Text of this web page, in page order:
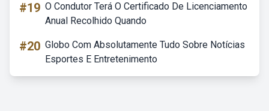
#19 O Condutor Terá O Certificado De Licenciamento
Anual Recolhido Quando
#20 Globo Com Absolutamente Tudo Sobre Notícias
Esportes E Entretenimento